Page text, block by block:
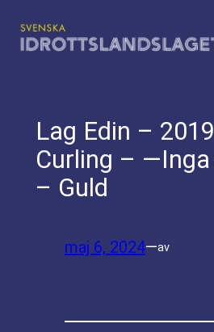
till
Lag Edin –
Curling –
– Guld
maj 6, 2024—av